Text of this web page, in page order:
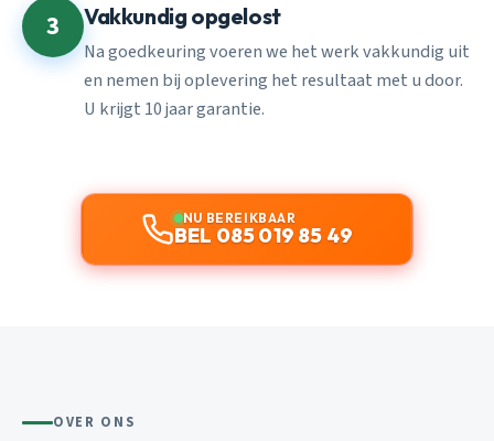
3 Vakkundig opgelost
Na goedkeuring voeren we het werk vakkundig uit
en nemen bij oplevering het resultaat met u door.
U krijgt 10 jaar garantie.
NU BEREIKBAAR
BEL 085 019 85 49
OVER ONS